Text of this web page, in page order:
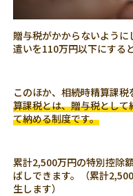
贈与税がかからないよう
遣いを110万円以下にする
このほか、相続時精算課
算課税とは、贈与税とし
て納める制度です。
累計2,500万円の特別控除
ばしできます。（累計
生します）